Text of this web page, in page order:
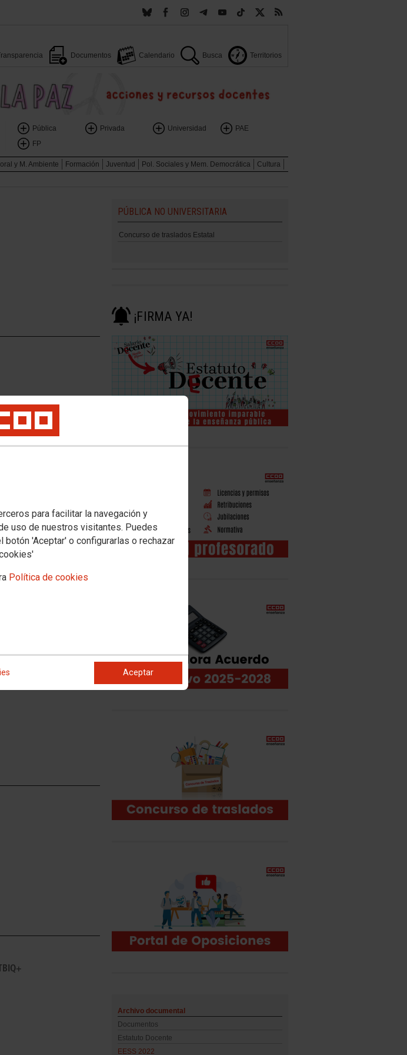
para facilitar la navegación y
uso de nuestros visitantes. Puedes
'Aceptar' o configurarlas o rechazar
Política de cookies
Aceptar
Documentos Calendario Busca Territorios
Pública Privada Universidad
PAE
FP
y M. Ambiente Formación Juventud Pol. Sociales y Mem. Democrática
Cultura
PÚBLICA NO UNIVERSITARIA
Concurso de traslados Estatal
¡FIRMA YA!
Archivo documental
Documentos
Estatuto Docente
EESS 2022